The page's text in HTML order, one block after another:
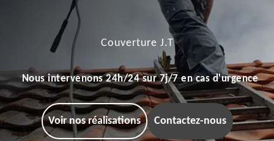
Couverture J.T
Nous intervenons 24h/24 sur 7j/7 en cas d'urgence
Voir nos réalisations Contactez-nous